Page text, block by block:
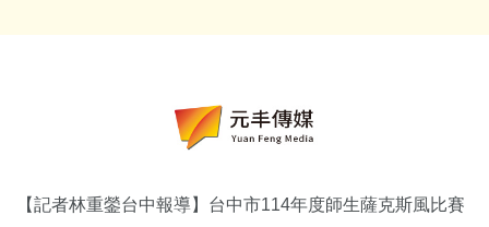
【記者林重鎣台中報導】台中市114年度師生薩克斯風比賽